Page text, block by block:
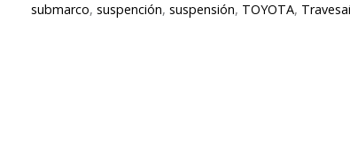
submarco,suspención,suspensión, TOYOTA,